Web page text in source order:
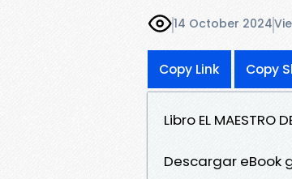
14 October 2024
Copy Link Copy
Libro EL MAESTRO
Descargar eBook